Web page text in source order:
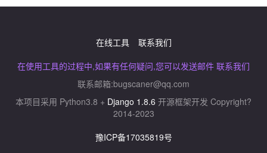
在线工具
联系我们
在使用工具的过程中,如果有任何疑问,您可以发送邮件 联系我们
联系邮箱:bugscaner@qq.com
本项目采用 Python3.8 + Django 1.8.6 开源框架开发 Copyright?
2014-2023
豫ICP备17035819号